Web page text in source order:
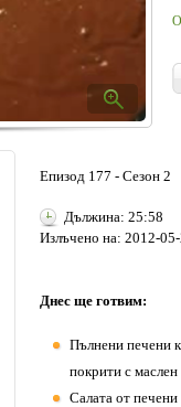
Епизод 177 - Сезон 2
Дължина: 25:58
Излъчено на: 2012-
Днес ще готвим:
Пълнени печени
покрити с маслен
Салата от